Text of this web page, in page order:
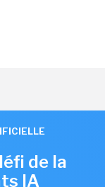
de la
IA